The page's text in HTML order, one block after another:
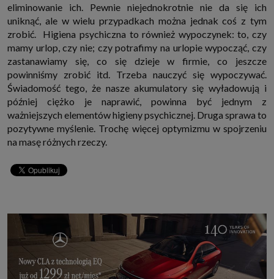
eliminowanie ich. Pewnie niejednokrotnie nie da się ich
uniknąć, ale w wielu przypadkach można jednak coś z tym
zrobić. Higiena psychiczna to również wypoczynek: to, czy
mamy urlop, czy nie; czy potrafimy na urlopie wypocząć, czy
zastanawiamy się, co się dzieje w firmie, co jeszcze
powinniśmy zrobić itd. Trzeba nauczyć się wypoczywać.
Świadomość tego, że nasze akumulatory się wyładowują i
później ciężko je naprawić, powinna być jednym z
ważniejszych elementów higieny psychicznej. Druga sprawa to
pozytywne myślenie. Trochę więcej optymizmu w spojrzeniu
na masę różnych rzeczy.